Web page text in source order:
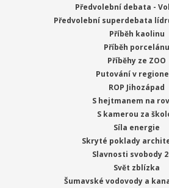
Předvolební debata -
Předvolební superdebata
Příběh kaolinu
Příběh porcelánu
Příběhy ze ZOO
Putování v
ROP Jihozápad
S hejtmanem na
S kamerou za
Síla energie
Skryté poklady
Slavnosti svobody
Svět zblízka
Šumavské vodovody a